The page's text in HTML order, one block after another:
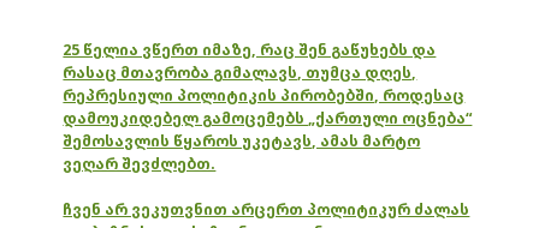
25 წელია ვწერთ იმაზე, რაც შენ გაწუხებს და
რასაც მთავრობა გიმალავს, თუმცა დღეს,
რეპრესიული პოლიტიკის პირობებში, როდესაც
დამოუკიდებელ გამოცემებს „ქართული ოცნება“
შემოსავლის წყაროს უკეტავს, ამას მარტო
ვეღარ შევძლებთ.
ჩვენ არ ვეკუთვნით არცერთ პოლიტიკურ ძალას